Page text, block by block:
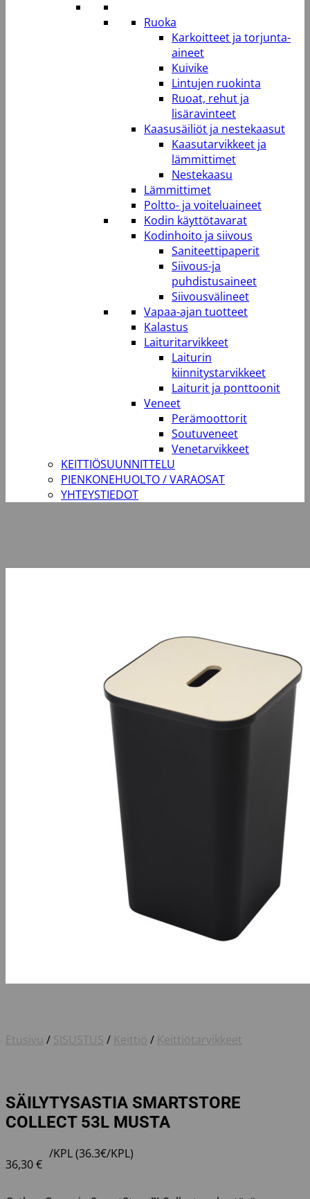
Ruoka
Karkoitteet ja torjunta-
aineet
Kuivike
Lintujen ruokinta
Ruoat, rehut ja
lisäravinteet
Kaasusäiliöt ja nestekaasut
Kaasutarvikkeet ja
lämmittimet
Nestekaasu
Lämmittimet
Poltto- ja voiteluaineet
Kodin käyttötavarat
Kodinhoito ja siivous
Saniteettipaperit
Siivous-ja
puhdistusaineet
Siivousvälineet
Vapaa-ajan tuotteet
Kalastus
Laituritarvikkeet
Laiturin
kiinnitystarvikkeet
Laiturit ja ponttoonit
Veneet
Perämoottorit
Soutuveneet
Venetarvikkeet
KEITTIÖSUUNNITTELU
PIENKONEHUOLTO / VARAOSAT
YHTEYSTIEDOT
Etusivu / SISUSTUS / Keittiö / Keittiötarvikkeet
SÄILYTYSASTIA SMARTSTORE
COLLECT 53L MUSTA
36,30€
/KPL (36.3€/KPL)